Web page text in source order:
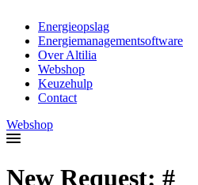
Energieopslag
Energiemanagementsoftware
Over Altilia
Webshop
Keuzehulp
Contact
Webshop
New Request: #